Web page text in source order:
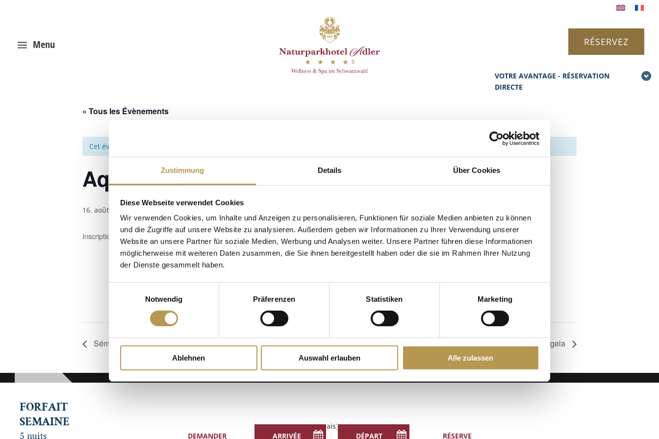
Zustimmung Details Über Cookies
Diese Webseite verwendet Cookies
Wir verwenden Cookies, um Inhalte und Anzeigen zu personalisieren, Funktionen für soziale Medien anbieten zu können
und die Zugriffe auf unsere Website zu analysieren. Außerdem geben wir Informationen zu Ihrer Verwendung unserer
Website an unsere Partner für soziale Medien, Werbung und Analysen weiter. Unsere Partner führen diese Informationen
möglicherweise mit weiteren Daten zusammen, die Sie ihnen bereitgestellt haben oder die sie im Rahmen Ihrer Nutzung
der Dienste gesammelt haben.
Notwendig
Präferenzen Statistiken Marketing
Ablehnen Auswahl erlauben Alle zulassen
VOTRE AVANTAGE - RÉSERVATION
DIRECTE
FORFAIT
SEMAINE
5 nuits
a Menu RÉSERVEZ
« Tous les Évènements
Cet évènement est passé.
Aqua Gym avec Angela
16. août 2025, 15h00
Inscription nécessaire !
Ajouter au calendrier
DÉTAILS
16. août 2025
Heure :
Séminaire d’herboristerie sur les sentiers de promenade avec Monika Équilibre du dos avec Angela
English(Anglais) Français